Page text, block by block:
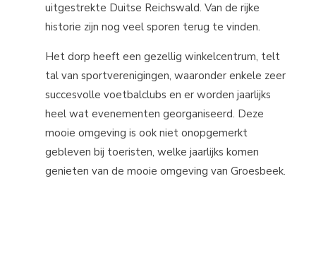
uitgestrekte Duitse Reichswald. Van de rijke
historie zijn nog veel sporen terug te vinden.
Het dorp heeft een gezellig winkelcentrum, telt
tal van sportverenigingen, waaronder enkele zeer
succesvolle voetbalclubs en er worden jaarlijks
heel wat evenementen georganiseerd. Deze
mooie omgeving is ook niet onopgemerkt
gebleven bij toeristen, welke jaarlijks komen
genieten van de mooie omgeving van Groesbeek.